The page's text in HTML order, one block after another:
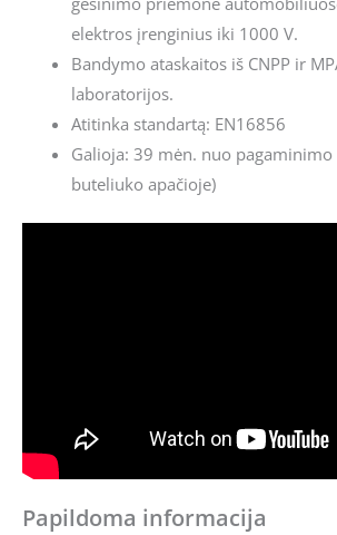
elektros įrenginius iki 1000 V.
Bandymo ataskaitos iš CNPP ir
laboratorijos.
Atitinka standartą: EN16856
Galioja: 39 mėn. nuo
buteliuko apačioje)
Papildoma informacija